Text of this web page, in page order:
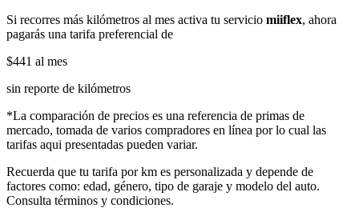
Si recorres más kilómetros al mes activa tu servicio miiflex, ahora
pagarás una tarifa preferencial de
$441 al mes
sin reporte de kilómetros
*La comparación de precios es una referencia de primas de
mercado, tomada de varios compradores en línea por lo cual las
tarifas aqui presentadas pueden variar.
Recuerda que tu tarifa por km es personalizada y depende de
factores como: edad, género, tipo de garaje y modelo del auto.
Consulta términos y condiciones.